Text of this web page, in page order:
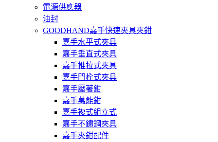
電源供應器
油封
GOODHAND嘉手快速夾具夾鉗
嘉手水平式夾具
嘉手垂直式夾具
嘉手推拉式夾具
嘉手門栓式夾具
嘉手壓著鉗
嘉手萬能鉗
嘉手複式組立式
嘉手不鏽鋼夾具
嘉手夾鉗配件